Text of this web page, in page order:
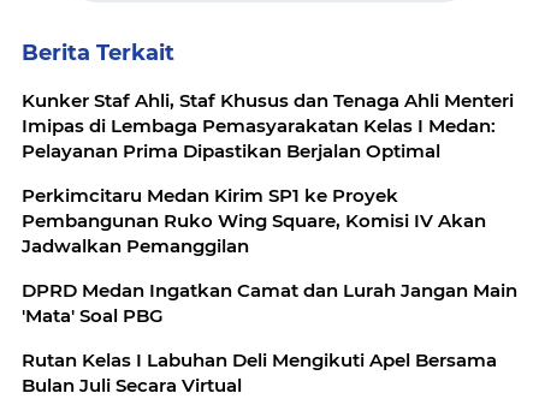
Berita Terkait
Kunker Staf Ahli, Staf Khusus dan Tenaga Ahli Menteri
Imipas di Lembaga Pemasyarakatan Kelas I Medan:
Pelayanan Prima Dipastikan Berjalan Optimal
Perkimcitaru Medan Kirim SP1 ke Proyek
Pembangunan Ruko Wing Square, Komisi IV Akan
Jadwalkan Pemanggilan
DPRD Medan Ingatkan Camat dan Lurah Jangan Main
'Mata' Soal PBG
Rutan Kelas I Labuhan Deli Mengikuti Apel Bersama
Bulan Juli Secara Virtual